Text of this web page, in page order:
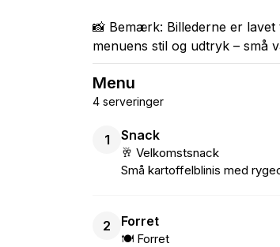
📸 Bemærk: Billederne er
menuens stil og udtryk – små
Menu
4 serveringer
1 Snack
🥂 Velkomstsnack
Små kartoffelblinis med
2 Forret
🍽 Forret